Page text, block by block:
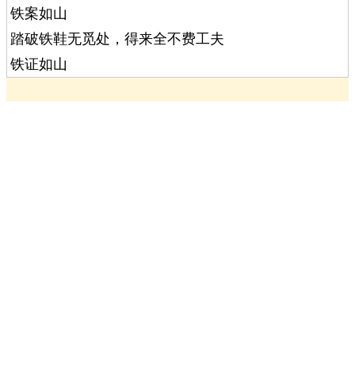
铁案如山
踏破铁鞋无觅处，得来全不费工夫
铁证如山